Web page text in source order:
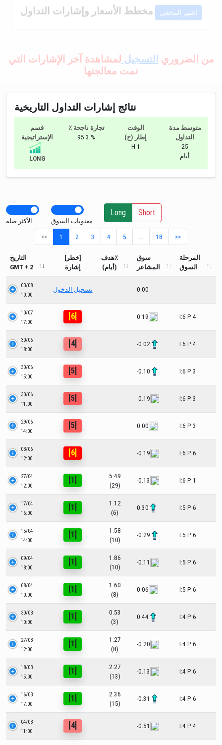
مخطط الأسعار وإشارات التداول اظهر المخفي
من الضروري التسجيل لمشاهدة آخر الإشارات التي
تمت معالجتها
نتائج إشارات التداول التاريخية
قسم
الإستراتيجية
LONG
٪ تجارة ناجحة
95.3 %
الوقت
إطار (ح)
H 1
متوسط مدة
التداول
25
أيام
الأكثر صلة معنويات السوق
Long Short
<< 1 2 3 4 5 18 >>
التاريخ
GMT + 2
[خطر]
إشارة
هدف٪
(أيام)
سوق
المشاعر
المرحلة
السوق
03/08
10:00
تسجيل الدخول 0.00
10/07
17:00
[6] 0.19 I:6 P:4
30/06
18:00
[4] -0.02 I:6 P:4
30/06
15:00
[5] -0.10 I:6 P:3
30/06
11:00
[5] -0.19 I:6 P:3
29/06
14:00
[5] 0.00 I:6 P:3
03/06
12:00
[6] -0.19 I:6 P:6
27/04
12:00
[1]
5.49
(29)
-0.13 I:6 P:1
17/04
16:00
[1]
1.12
(6)
0.30 I:5 P:6
15/04
14:00
[1]
1.58
(10)
-0.29 I:5 P:6
09/04
18:00
[1]
1.86
(10)
-0.11 I:5 P:6
08/04
10:00
[1]
1.60
(8)
0.06 I:5 P:6
30/03
10:00
[1]
0.53
(3)
0.44 I:4 P:6
27/03
12:00
[1]
1.27
(8)
-0.20 I:4 P:6
18/03
15:00
[1]
2.27
(13)
-0.13 I:4 P:6
16/03
17:00
[1]
2.36
(15)
-0.31 I:4 P:6
04/03
11:00
[4] -0.51 I:4 P:4